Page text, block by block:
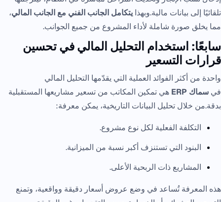
تلقائيًا إلى بيانات مالية.وبهذا يتكامل الجانب الفني مع الجانب المالي،
مما يخلق صورة شاملة لأداء المشروع من جميع الجوانب.
سابعًا: استخدام التحليل المالي في تحسين
قرارات التسعير
واحدة من أكثر الفوائد العملية التي يقدّمها التحليل المالي
في سماك ERP
هي تمكين المكاتب من تسعير مشاريعها المستقبلية
بدقة.من خلال تحليل البيانات التاريخية، يمكن معرفة:
التكلفة الفعلية لكل نوع مشروع.
البنود التي تستنزف أكبر نسبة من الميزانية.
المشاريع ذات الربحية الأعلى.
هذه المعرفة تُساعد في وضع عروض أسعار دقيقة وواقعية، وتمنع